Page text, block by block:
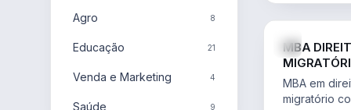
Agro 8
Educação 21
Venda e Marketing 4
Saúde 9
MBA
MBA em
migratório